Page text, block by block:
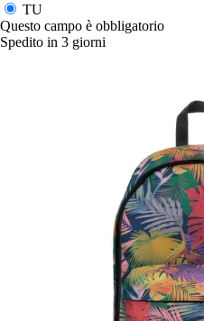
TU
Questo campo è obbligatorio
Spedito in 3 giorni